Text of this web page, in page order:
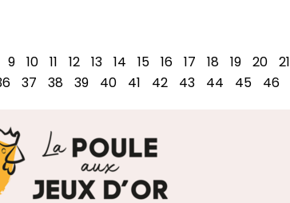
9 10 11 12 13 14 15 16 17 18 19 20 21
37 38 39 40 41 42 43 44 45 46